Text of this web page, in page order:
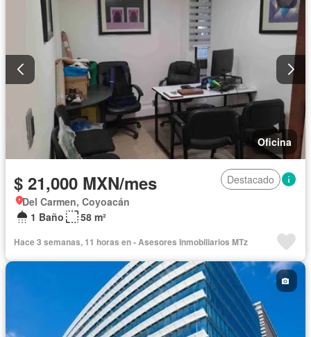
Oficina
$ 21,000 MXN/mes
Destacado
Del Carmen, Coyoacán
1 Baño
58 m²
Hace 3 semanas, 11 horas en - Asesores Inmobiliarios MTz